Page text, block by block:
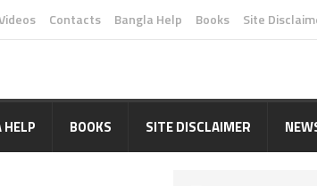
Contacts Bangla Help Books Site
HELP BOOKS SITE DISCLAIMER